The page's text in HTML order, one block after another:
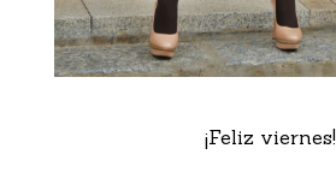
¡Feliz viernes!